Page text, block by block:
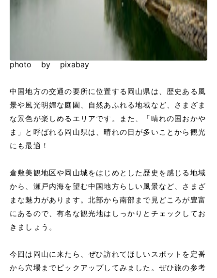
photo by pixabay
中国地方の交通の要所に位置する岡山県は、歴史ある風
景や風光明媚な庭園、自然あふれる地域など、さまざま
な景色が楽しめるエリアです。また、「晴れの国おかや
ま」と呼ばれる岡山県は、晴れの日が多いことから観光
にも最適！
倉敷美観地区や岡山城をはじめとした歴史を感じる地域
から、瀬戸内海を望む中国地方らしい風景など、さまざ
まな魅力があります。北部から南部まで見どころが豊富
にあるので、有名な観光地はしっかりとチェックしてお
きましょう。
今回は岡山に来たら、ぜひ訪れてほしいスポットを定番
から穴場までピックアップしてみました。ぜひ旅の参考